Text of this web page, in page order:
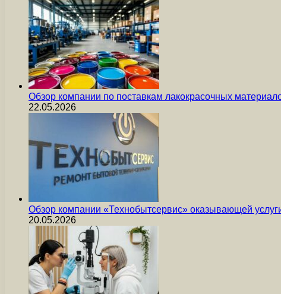
Обзор компании по поставкам лакокрасочных
22.05.2026
Обзор компании «Технобытсервис» оказывающей
20.05.2026